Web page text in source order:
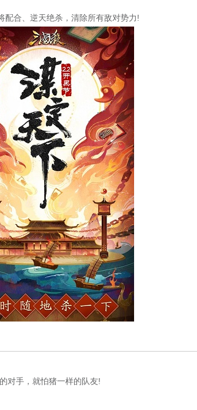
合、逆天绝杀，清除所有敌对势力!
对手，就怕猪一样的队友!